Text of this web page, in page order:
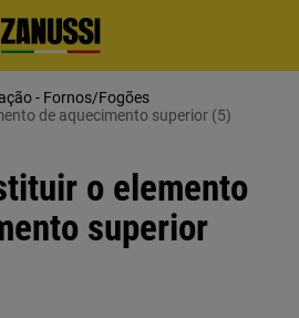
- Fornos/Fogões
de aquecimento superior (5)
o elemento
superior